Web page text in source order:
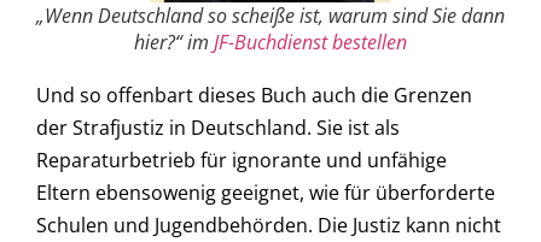
„Wenn Deutschland so scheiße ist, warum sind Sie dann
hier?“ im JF-Buchdienst bestellen
Und so offenbart dieses Buch auch die Grenzen
der Strafjustiz in Deutschland. Sie ist als
Reparaturbetrieb für ignorante und unfähige
Eltern ebensowenig geeignet, wie für überforderte
Schulen und Jugendbehörden. Die Justiz kann nicht